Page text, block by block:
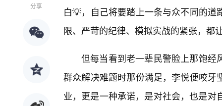
分享
白💡，自己将要踏上一条与众不同的
限、严苛的纪律、模拟实战的紧张，都
但每当看到老一辈民警脸上那饱经
群众解决难题时那份满足，李悦便咬
业，更是一种承诺，是对社会，也是